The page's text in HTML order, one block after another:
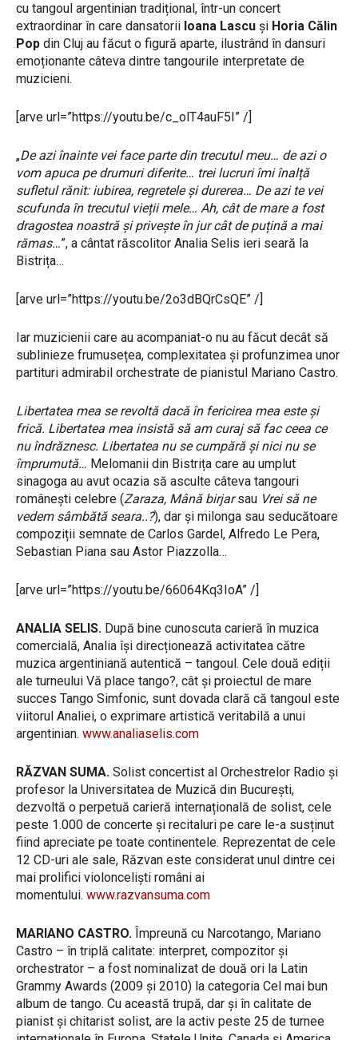
cu tangoul argentinian tradițional, într-un concert
extraordinar în care dansatorii Ioana Lascu și Horia Călin
Pop din Cluj au făcut o figură aparte, ilustrând în dansuri
emoționante câteva dintre tangourile interpretate de
muzicieni.
[arve url=”https://youtu.be/c_olT4auF5I” /]
„De azi înainte vei face parte din trecutul meu… de azi o
vom apuca pe drumuri diferite… trei lucruri îmi înalță
sufletul rănit: iubirea, regretele și durerea… De azi te vei
scufunda în trecutul vieții mele… Ah, cât de mare a fost
dragostea noastră și privește în jur cât de puțină a mai
rămas…”, a cântat răscolitor Analia Selis ieri seară la
Bistrița…
[arve url=”https://youtu.be/2o3dBQrCsQE” /]
Iar muzicienii care au acompaniat-o nu au făcut decât să
sublinieze frumusețea, complexitatea și profunzimea unor
partituri admirabil orchestrate de pianistul Mariano Castro.
Libertatea mea se revoltă dacă în fericirea mea este și
frică. Libertatea mea insistă să am curaj să fac ceea ce
nu îndrăznesc. Libertatea nu se cumpără și nici nu se
împrumută… Melomanii din Bistrița care au umplut
sinagoga au avut ocazia să asculte câteva tangouri
românești celebre (Zaraza, Mână birjarsau Vrei să ne
vedem sâmbătă seara..?), dar și milonga sau seducătoare
compoziții semnate de Carlos Gardel, Alfredo Le Pera,
Sebastian Piana sau Astor Piazzolla…
[arve url=”https://youtu.be/66064Kq3IoA” /]
ANALIA SELIS. După bine cunoscuta carieră în muzica
comercială, Analia își direcționează activitatea către
muzica argentiniană autentică – tangoul. Cele două ediții
ale turneului Vă place tango?, cât și proiectul de mare
succes Tango Simfonic, sunt dovada clară că tangoul este
viitorul Analiei, o exprimare artistică veritabilă a unui
argentinian. www.analiaselis.com
RĂZVAN SUMA. Solist concertist al Orchestrelor Radio și
profesor la Universitatea de Muzică din București,
dezvoltă o perpetuă carieră internațională de solist, cele
peste 1.000 de concerte și recitaluri pe care le-a susținut
fiind apreciate pe toate continentele. Reprezentat de cele
12 CD-uri ale sale, Răzvan este considerat unul dintre cei
mai prolifici violonceliști români ai
momentului. www.razvansuma.com
MARIANO CASTRO. Împreună cu Narcotango, Mariano
Castro – în triplă calitate: interpret, compozitor și
orchestrator – a fost nominalizat de două ori la Latin
Grammy Awards (2009 şi 2010) la categoria Cel mai bun
album de tango. Cu această trupă, dar și în calitate de
pianist și chitarist solist, are la activ peste 25 de turnee